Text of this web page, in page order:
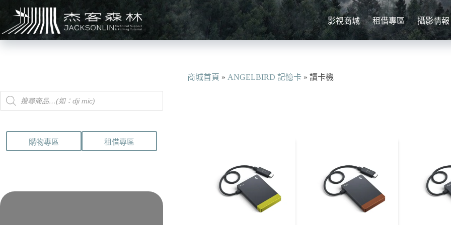
主
要
影視商城 租借專區 攝影情報
商城首頁 » ANGELBIRD 記憶卡 » 讀卡機
Products
search
購物專區 租借專區